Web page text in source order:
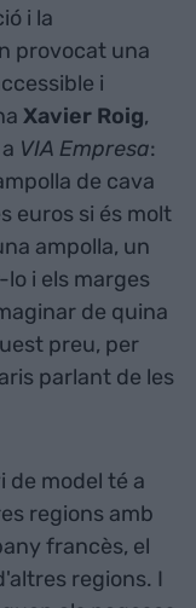
i la
provocat una
i
Xavier Roig,
VIA Empresa:
de cava
euros si és molt
ampolla, un
i els marges
de quina
preu, per
parlant de les
de model té a
regions amb
francès, el
regions. I